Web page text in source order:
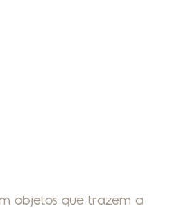
objetos que trazem a